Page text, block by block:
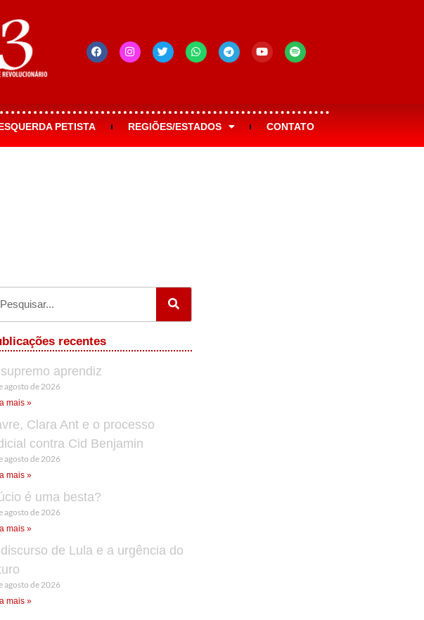
PETISTA REGIÕES/ESTADOS CONTATO
recentes
aprendiz
agosto de 2026
mais »
Clara Ant e o processo
contra Cid Benjamin
agosto de 2026
mais »
é uma besta?
agosto de 2026
mais »
de Lula e a urgência do
agosto de 2026
mais »